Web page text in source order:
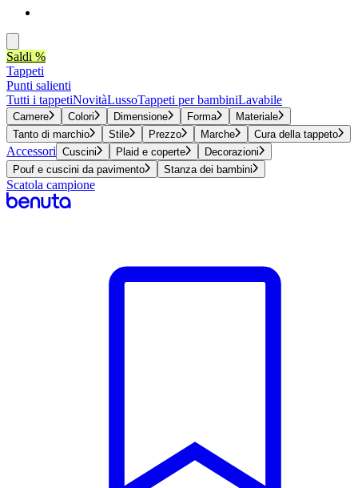
Saldi %
Tappeti
Punti salienti
Tutti i tappetiNovitàLussoTappeti per bambiniLavabile
Camere Colori Dimensione Forma
Materiale
Tanto di marchio
Stile Prezzo Marche Cura della tappeto
Accessori Cuscini Plaid e coperte
Decorazioni
Pouf e cuscini da pavimento
Stanza dei bambini
Scatola campione